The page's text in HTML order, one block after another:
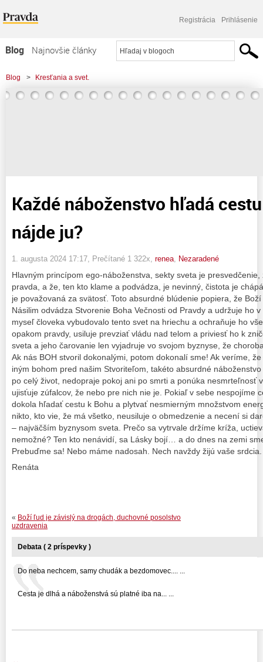
Registrácia Prihlásenie
Blog
Najnovšie články
Najčítanejšie články
Najkomentovanejšie články
Blog > Kresťania a svet.
> Každé náboženstvo hľadá cestu do NEBA, nájde ju?
Každé náboženstvo hľadá
nájde ju?
1. augusta 2024 17:17 , Prečítané 1 322x, renea Nezaradené
Hlavným princípom ego-náboženstva, sekty sveta je
pravda, a že, ten kto klame a podvádza, je nevinný, čistota je
je považovaná za svätosť. Toto absurdné blúdenie popiera, že
Násilim odvádza Stvorenie Boha Večnosti od Pravdy a udržuje ho
myseľ človeka vybudovalo tento svet na hriechu a ochraňuje ho
opakom pravdy, usiluje prevziať vládu nad telom a priviesť ho k
sveta a jeho čarovanie len vyjadruje vo svojom byznyse, že
Ak nás BOH stvoril dokonalými, potom dokonalí sme! Ak veríme,
iným bohom pred našim Stvoriteľom, takéto absurdné
po celý život, nedopraje pokoj ani po smrti a ponúka nesmrteľnosť
ujisťuje zúfalcov, že nebo pre nich nie je. Pokiaľ v sebe nespojíme
dokola hľadať cestu k Bohu a plytvať nesmierným množstvom
nikto, kto vie, že má všetko, neusiluje o obmedzenie a necení si
– najväčším byznysom sveta. Prečo sa vytrvale držíme kríža,
nemožné? Ten kto nenávidí, sa Lásky bojí… a do dnes na zemi
Prebuďme sa! Nebo máme nadosah. Nech navždy žijú vaše srdcia.
Renáta
« Boží ľud je závislý na drogách, duchovné posolstvo
uzdravenia
Debata ( 2 príspevky )
Do neba nechcem, samy chudák a bezdomovec.... ...
Cesta je dlhá a náboženstvá sú platné iba na... ...